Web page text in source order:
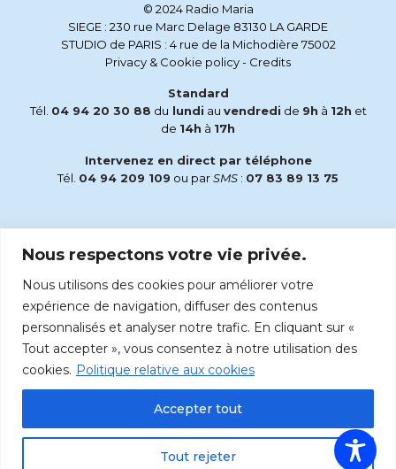
Nous respectons votre vie privée.
Nous utilisons des cookies pour améliorer votre
expérience de navigation, diffuser des contenus
personnalisés et analyser notre trafic. En cliquant sur «
Tout accepter », vous consentez à notre utilisation des
cookies. Politique relative aux cookies
Tout rejeter
Accepter tout
© 2024 Radio Maria
SIEGE : 230 rue Marc Delage 83130 LA GARDE
STUDIO de PARIS : 4 rue de la Michodière 75002
Privacy & Cookie policy- Credits
Standard
Tél. 04 94 20 30 88 du lundi au vendredi de 9h à 12h et
de 14h à 17h
Intervenez en direct par téléphone
Tél. 04 94 209 109 ou parSMS : 07 83 89 13 75
accueil@radiomaria.fr
Écoutez Radio Maria sur :